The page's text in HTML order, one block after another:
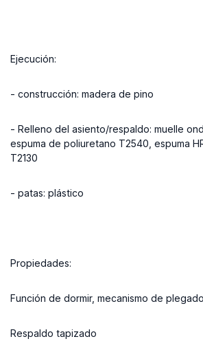
Ejecución:
- construcción: madera de pino
- Relleno del asiento/respaldo: muelle
espuma de poliuretano T2540, espuma
T2130
- patas: plástico
Propiedades:
Función de dormir, mecanismo de
Respaldo tapizado